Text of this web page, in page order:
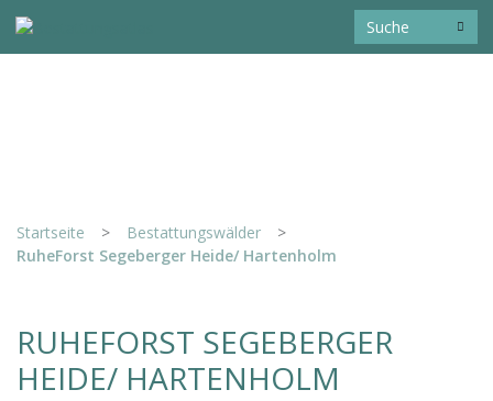
Startseite > Bestattungswälder
>
RuheForst Segeberger Heide/ Hartenholm
RUHEFORST SEGEBERGER
HEIDE/ HARTENHOLM